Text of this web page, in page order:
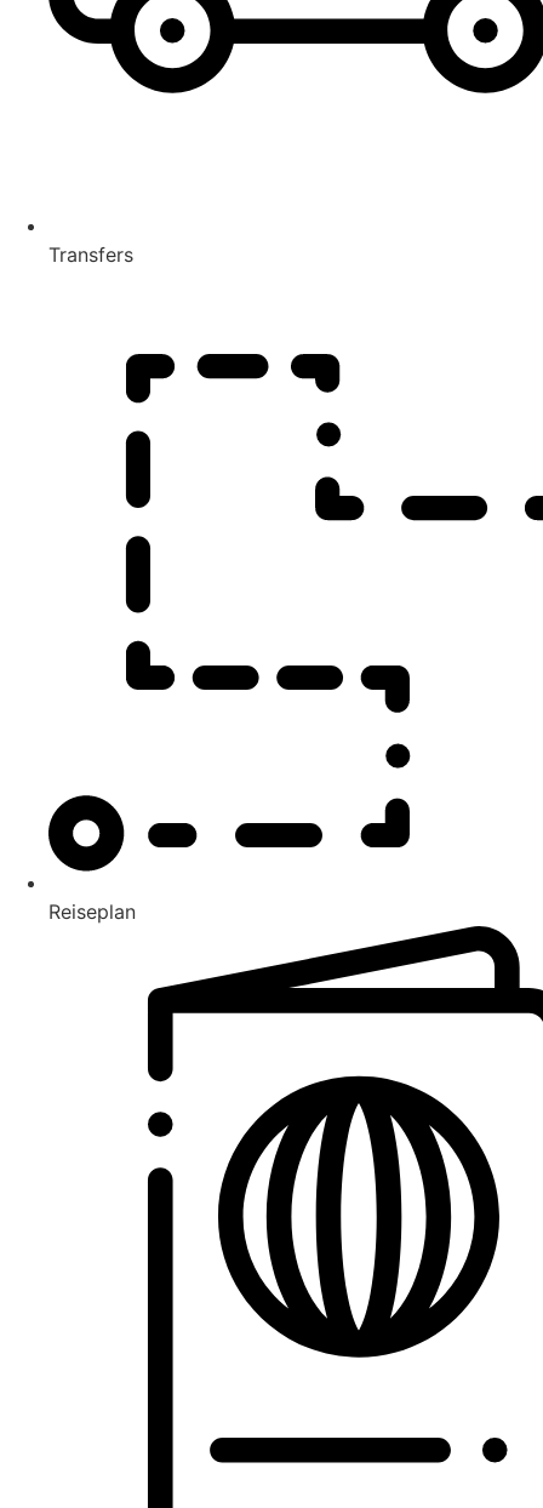
Transfers
Reiseplan